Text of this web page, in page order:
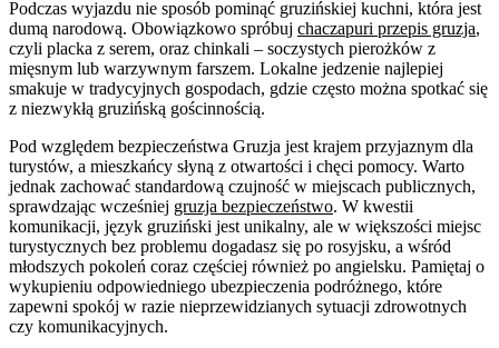
Podczas wyjazdu nie sposób pominąć gruzińskiej kuchni, która jest
dumą narodową. Obowiązkowo spróbuj chaczapuri przepis gruzja,
czyli placka z serem, oraz chinkali – soczystych pierożków z
mięsnym lub warzywnym farszem. Lokalne jedzenie najlepiej
smakuje w tradycyjnych gospodach, gdzie często można spotkać się
z niezwykłą gruzińską gościnnością.
Pod względem bezpieczeństwa Gruzja jest krajem przyjaznym dla
turystów, a mieszkańcy słyną z otwartości i chęci pomocy. Warto
jednak zachować standardową czujność w miejscach publicznych,
sprawdzając wcześniej gruzja bezpieczeństwo. W kwestii
komunikacji, język gruziński jest unikalny, ale w większości miejsc
turystycznych bez problemu dogadasz się po rosyjsku, a wśród
młodszych pokoleń coraz częściej również po angielsku. Pamiętaj o
wykupieniu odpowiedniego ubezpieczenia podróżnego, które
zapewni spokój w razie nieprzewidzianych sytuacji zdrowotnych
czy komunikacyjnych.